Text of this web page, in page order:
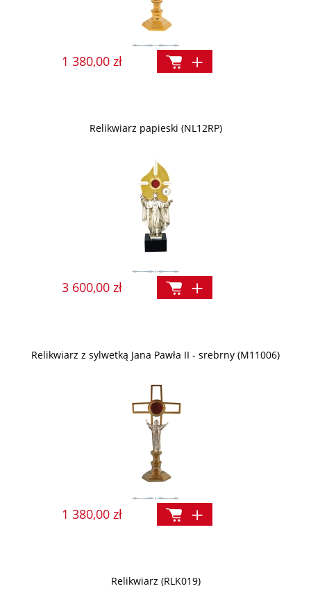
1 380,00 zł
Relikwiarz papieski (NL12RP)
3 600,00 zł
Relikwiarz z sylwetką Jana Pawła II - srebrny (M11006)
1 380,00 zł
Relikwiarz (RLK019)